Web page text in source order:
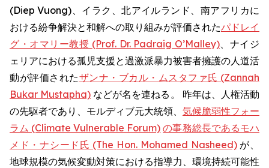
(Diep Vuong)、イラク、北アイルランド、南アフリカに
おける紛争解決と和解への取り組みが評価されたパドレイ
グ・オマリー教授 (Prof. Dr. Padraig O’Malley)、ナイジ
ェリアにおける孤児支援と過激派暴力被害者擁護の人道活
動が評価されたザンナ・ブカル・ムスタファ氏 (Zannah
Bukar Mustapha) などが名を連ねる。 昨年は、人権活動
の先駆者であり、モルディブ元大統領、 気候脆弱性フォー
ラム (Climate Vulnerable Forum) の事務総長であるモハ
メド・ナシード氏 (The Hon. Mohamed Nasheed)が、
地球規模の気候変動対策における指導力、環境持続可能性